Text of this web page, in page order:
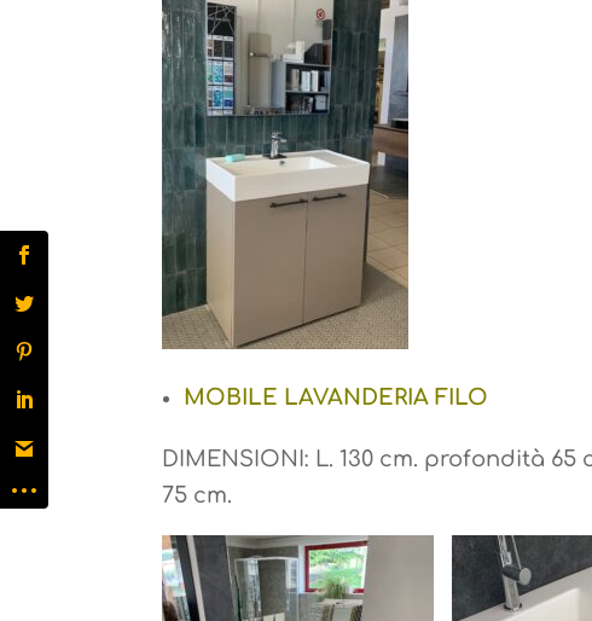
MOBILE LAVANDERIA FILO
DIMENSIONI: L. 130 cm. profondità
75 cm.